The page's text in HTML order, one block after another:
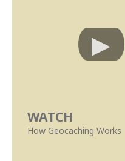
WATCH
How Geocaching Works